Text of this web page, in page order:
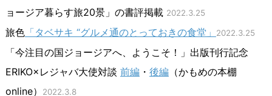
ョージア暮らす旅20景」の書評掲載 2022.3.25
旅色「タベサキ “グルメ通のとっておきの食堂」 2022.3.25
「今注目の国ジョージアへ、ようこそ！」出版刊行記念
ERIKO×レジャバ大使対談 前編・ 後編（かもめの本棚
online）
2022.3.8